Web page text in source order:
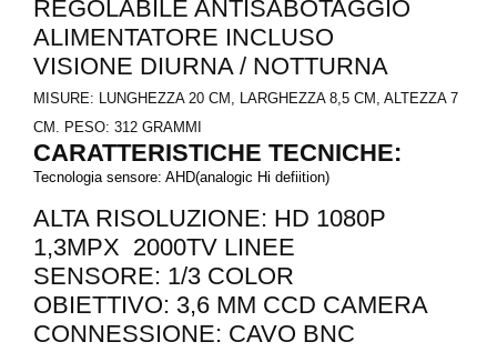
REGOLABILE ANTISABOTAGGIO
ALIMENTATORE INCLUSO
VISIONE DIURNA / NOTTURNA
MISURE: LUNGHEZZA 20 CM, LARGHEZZA 8,5 CM, ALTEZZA 7
CM. PESO: 312 GRAMMI
CARATTERISTICHE TECNICHE:
Tecnologia sensore: AHD(analogic Hi defiition)
ALTA RISOLUZIONE: HD 1080P
1,3MPX 2000TV LINEE
SENSORE: 1/3 COLOR
OBIETTIVO: 3,6 MM CCD CAMERA
CONNESSIONE: CAVO BNC